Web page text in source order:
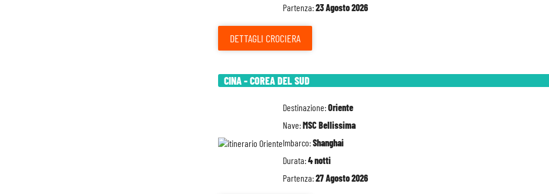
Partenza:23 Agosto 2026
DETTAGLI CROCIERA
CINA - COREA DEL SUD
Destinazione:Oriente
Nave:MSC Bellissima
Imbarco:Shanghai
Durata:4 notti
Partenza:27 Agosto 2026